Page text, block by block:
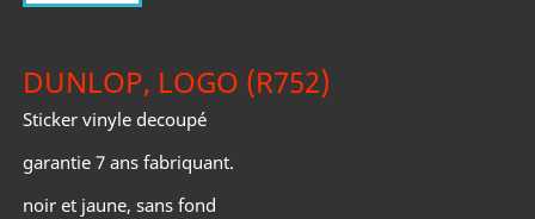
DUNLOP, LOGO (R752)
Sticker vinyle decoupé
garantie 7 ans fabriquant.
noir et jaune, sans fond